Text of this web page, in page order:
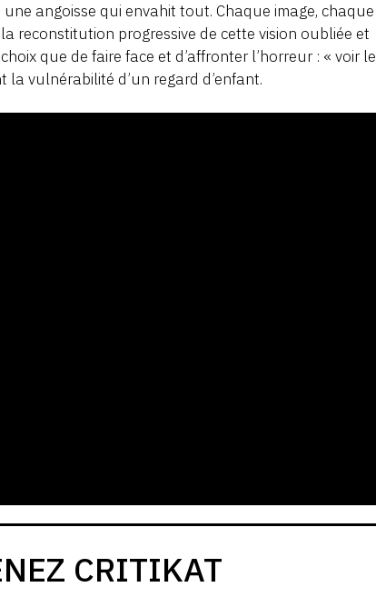
angoisse qui envahit tout. Chaque image, chaque
reconstitution progressive de cette vision oubliée et
que de faire face et d’affronter l’horreur : « voir le
la vulnérabilité d’un regard d’enfant.
CRITIKAT